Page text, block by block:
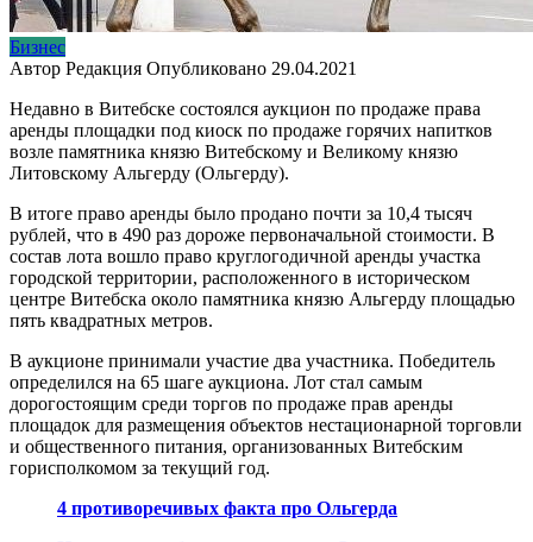
Бизнес
Автор Редакция Опубликовано 29.04.2021
Недавно в Витебске состоялся аукцион по продаже права
аренды площадки под киоск по продаже горячих напитков
возле памятника князю Витебскому и Великому князю
Литовскому Альгерду (Ольгерду).
В итоге право аренды было продано почти за 10,4 тысяч
рублей, что в 490 раз дороже первоначальной стоимости. В
состав лота вошло право круглогодичной аренды участка
городской территории, расположенного в историческом
центре Витебска около памятника князю Альгерду площадью
пять квадратных метров.
В аукционе принимали участие два участника. Победитель
определился на 65 шаге аукциона. Лот стал самым
дорогостоящим среди торгов по продаже прав аренды
площадок для размещения объектов нестационарной торговли
и общественного питания, организованных Витебским
горисполкомом за текущий год.
4 противоречивых факта про Ольгерда